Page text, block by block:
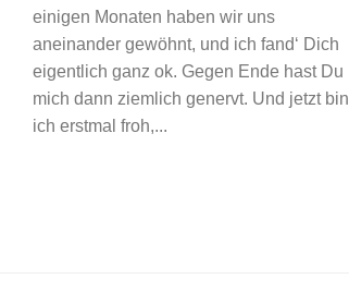
einigen Monaten haben wir uns
aneinander gewöhnt, und ich fand‘ Dich
eigentlich ganz ok. Gegen Ende hast Du
mich dann ziemlich genervt. Und jetzt bin
ich erstmal froh,...